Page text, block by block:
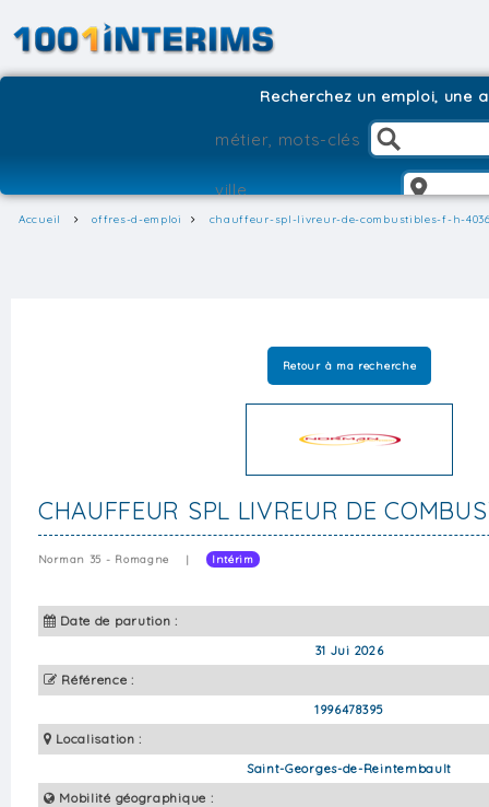
Recherchez un emploi, une
Accueil offres-d-emploi chauffeur-spl-livreur-de-combustibles-f-h-
Retour à ma recherche
CHAUFFEUR SPL LIVREUR DE
Norman 35 - Romagne | Intérim
Date de parution :
31 Jui 2026
Référence :
1996478395
Localisation :
Saint-Georges-de-Reintembault
Mobilité géographique :